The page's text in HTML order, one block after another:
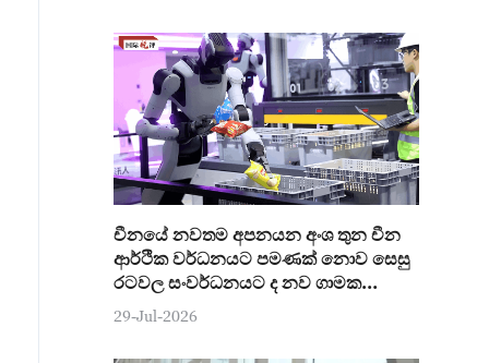
චීනයේ නවතම අපනයන අංශ තුන චීන
ආර්ථික වර්ධනයට පමණක් නොව සෙසු
රටවල සංවර්ධනයට ද නව ගාමක
ශක්තියක්
29-Jul-2026